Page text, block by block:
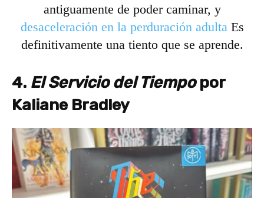
antiguamente de poder caminar, y
desaceleración en la perduración adultaEs
definitivamente una tiento que se aprende.
4. El Servicio del Tiempopor
Kaliane Bradley